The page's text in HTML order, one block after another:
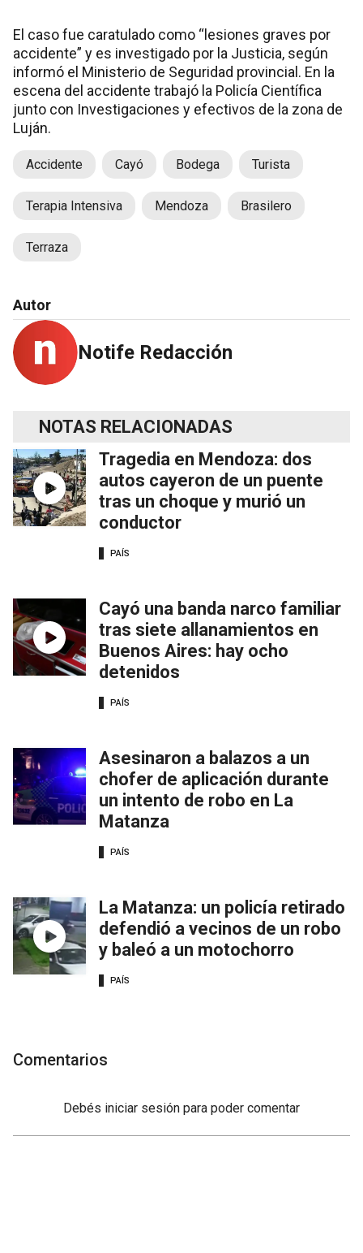
El caso fue caratulado como “lesiones graves por
accidente” y es investigado por la Justicia, según
informó el Ministerio de Seguridad provincial. En la
escena del accidente trabajó la Policía Científica
junto con Investigaciones y efectivos de la zona de
Luján.
Accidente Cayó Bodega Turista
Terapia Intensiva Mendoza Brasilero
Terraza
Autor
Notife Redacción
NOTAS RELACIONADAS
Tragedia en Mendoza: dos
autos cayeron de un puente
tras un choque y murió un
conductor
PAÍS
Cayó una banda narco familiar
tras siete allanamientos en
Buenos Aires: hay ocho
detenidos
PAÍS
Asesinaron a balazos a un
chofer de aplicación durante
un intento de robo en La
Matanza
PAÍS
La Matanza: un policía retirado
defendió a vecinos de un robo
y baleó a un motochorro
PAÍS
Comentarios
Debés iniciar sesión para poder comentar